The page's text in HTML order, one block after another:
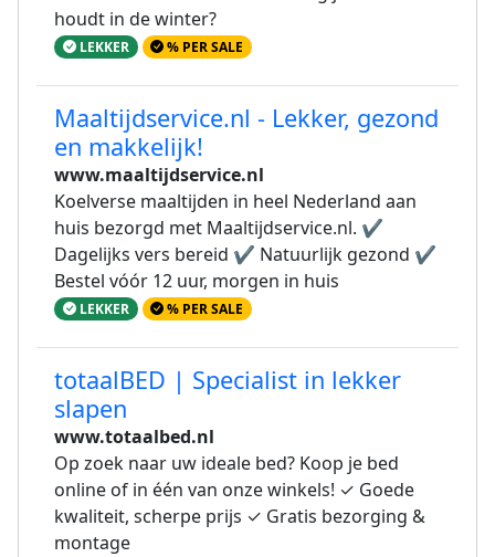
houdt in de winter?
LEKKER % PER SALE
Maaltijdservice.nl - Lekker, gezond
en makkelijk!
www.maaltijdservice.nl
Koelverse maaltijden in heel Nederland aan
huis bezorgd met Maaltijdservice.nl. ✔
Dagelijks vers bereid ✔ Natuurlijk gezond ✔
Bestel vóór 12 uur, morgen in huis
LEKKER % PER SALE
totaalBED | Specialist in lekker
slapen
www.totaalbed.nl
Op zoek naar uw ideale bed? Koop je bed
online of in één van onze winkels! ✓ Goede
kwaliteit, scherpe prijs ✓ Gratis bezorging &
montage